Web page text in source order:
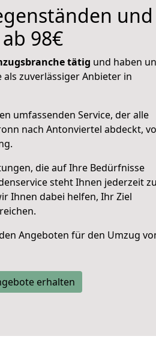
und
98€
tätig und haben
zuverlässiger Anbieter in
umfassenden Service, der alle
nach Antonviertel abdeckt,
die auf Ihre Bedürfnisse
steht Ihnen jederzeit
Ihnen dabei helfen, Ihr Ziel
Angeboten für den Umzug
erhalten